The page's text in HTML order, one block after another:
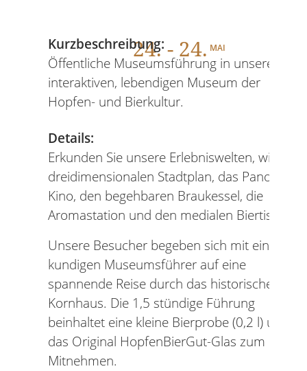
24. - 24. MAI
Kurzbeschreibung:
Öffentliche Museumsführung in unserem
interaktiven, lebendigen Museum der
Hopfen- und Bierkultur.
Details:
Erkunden Sie unsere Erlebniswelten, wie den
dreidimensionalen Stadtplan, das Panorama-
Kino, den begehbaren Braukessel, die
Aromastation und den medialen Biertisch.
Unsere Besucher begeben sich mit einem
kundigen Museumsführer auf eine
spannende Reise durch das historische
Kornhaus. Die 1,5 stündige Führung
beinhaltet eine kleine Bierprobe (0,2 l) und
das Original HopfenBierGut-Glas zum
Mitnehmen.